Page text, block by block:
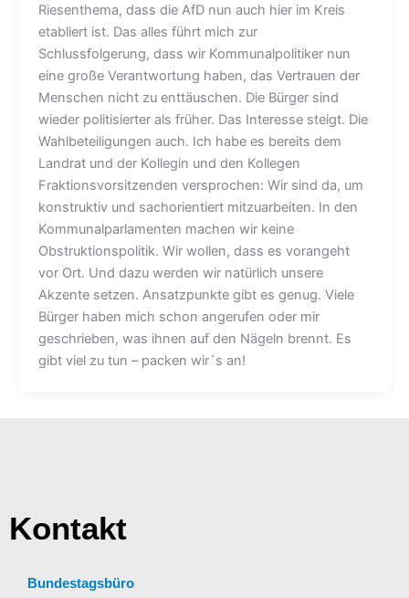
Riesenthema, dass die AfD nun auch hier im Kreis
etabliert ist. Das alles führt mich zur
Schlussfolgerung, dass wir Kommunalpolitiker nun
eine große Verantwortung haben, das Vertrauen der
Menschen nicht zu enttäuschen. Die Bürger sind
wieder politisierter als früher. Das Interesse steigt. Die
Wahlbeteiligungen auch. Ich habe es bereits dem
Landrat und der Kollegin und den Kollegen
Fraktionsvorsitzenden versprochen: Wir sind da, um
konstruktiv und sachorientiert mitzuarbeiten. In den
Kommunalparlamenten machen wir keine
Obstruktionspolitik. Wir wollen, dass es vorangeht
vor Ort. Und dazu werden wir natürlich unsere
Akzente setzen. Ansatzpunkte gibt es genug. Viele
Bürger haben mich schon angerufen oder mir
geschrieben, was ihnen auf den Nägeln brennt. Es
gibt viel zu tun – packen wir´s an!
Kontakt
Bundestagsbüro